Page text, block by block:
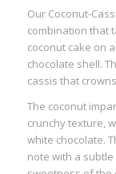
Our Coconut-
combination that
coconut cake on
chocolate shell.
cassis that
The coconut
crunchy texture,
white chocolate.
note with a